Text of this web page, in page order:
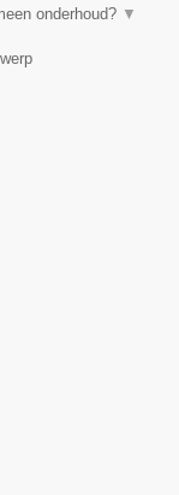
onderhoud? ▼